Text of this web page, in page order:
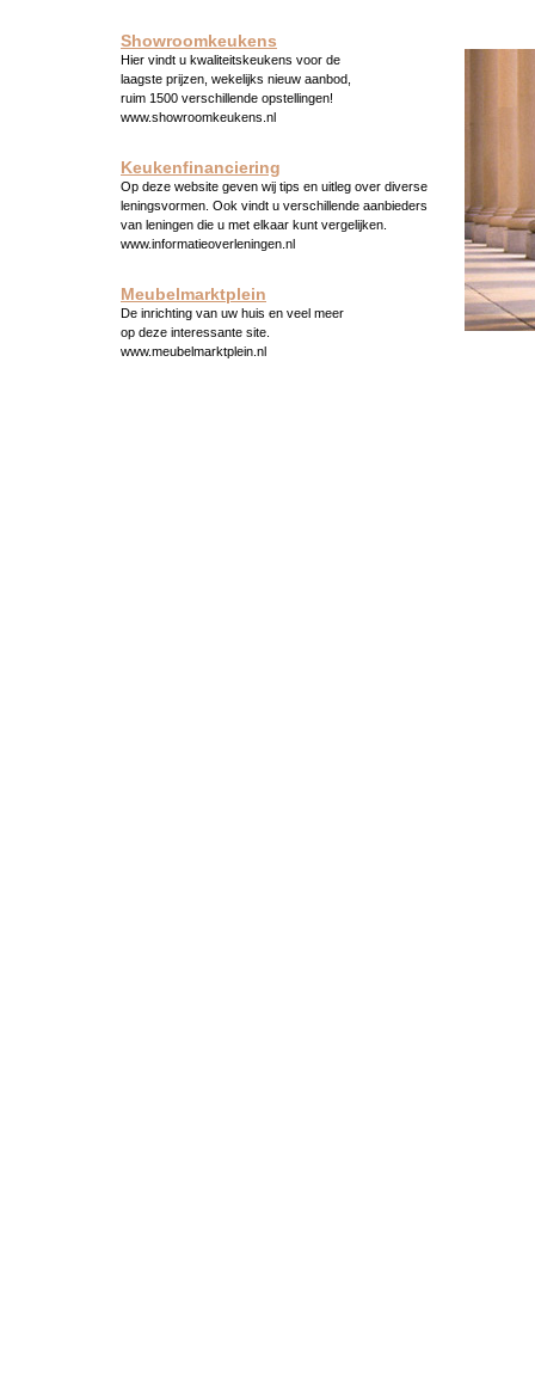
Showroomkeukens
Hier vindt u kwaliteitskeukens voor de
laagste prijzen, wekelijks nieuw aanbod,
ruim 1500 verschillende opstellingen!
www.showroomkeukens.nl
Keukenfinanciering
Op deze website geven wij tips en uitleg over diverse
leningsvormen. Ook vindt u verschillende aanbieders
van leningen die u met elkaar kunt vergelijken.
www.informatieoverleningen.nl
Meubelmarktplein
De inrichting van uw huis en veel meer
op deze interessante site.
www.meubelmarktplein.nl